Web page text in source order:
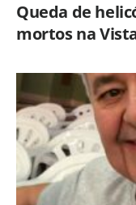
Queda de
mortos na